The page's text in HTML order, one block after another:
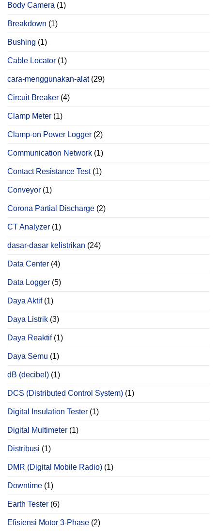
Body Camera (1)
Breakdown (1)
Bushing (1)
Cable Locator (1)
cara-menggunakan-alat(29)
Circuit Breaker (4)
Clamp Meter (1)
Clamp-on Power Logger (2)
Communication Network (1)
Contact Resistance Test(1)
Conveyor (1)
Corona Partial Discharge (2)
CT Analyzer (1)
dasar-dasar kelistrikan (24)
Data Center (4)
Data Logger (5)
Daya Aktif(1)
Daya Listrik (3)
Daya Reaktif(1)
Daya Semu (1)
dB (decibel) (1)
DCS (Distributed Control System) (1)
Digital Insulation Tester (1)
Digital Multimeter (1)
Distribusi (1)
DMR (Digital Mobile Radio) (1)
Downtime (1)
Earth Tester (6)
Efisiensi Motor 3-Phase (2)